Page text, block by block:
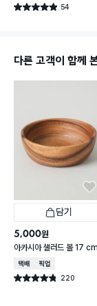
별점 4.9점 54
건 작성
다른 고객이 함께
담기
5,000원
아카시아 샐러드 볼 17 cm
택배배송매장픽업
별점 4.8점 220
건 작성